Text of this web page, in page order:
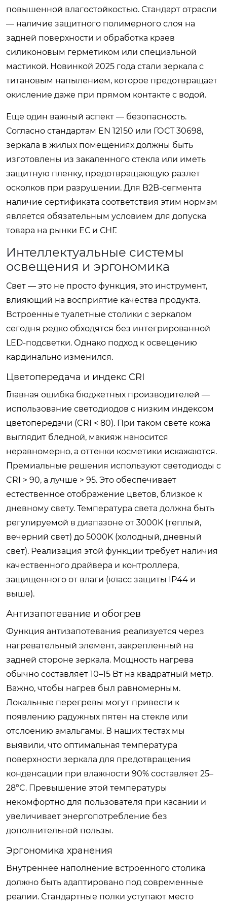
повышенной влагостойкостью. Стандарт отрасли
— наличие защитного полимерного слоя на
задней поверхности и обработка краев
силиконовым герметиком или специальной
мастикой. Новинкой 2025 года стали зеркала с
титановым напылением, которое предотвращает
окисление даже при прямом контакте с водой.
Еще один важный аспект — безопасность.
Согласно стандартам EN 12150 или ГОСТ 30698,
зеркала в жилых помещениях должны быть
изготовлены из закаленного стекла или иметь
защитную пленку, предотвращающую разлет
осколков при разрушении. Для B2B-сегмента
наличие сертификата соответствия этим нормам
является обязательным условием для допуска
товара на рынки ЕС и СНГ.
Интеллектуальные системы
освещения и эргономика
Свет — это не просто функция, это инструмент,
влияющий на восприятие качества продукта.
Встроенные туалетные столики с зеркалом
сегодня редко обходятся без интегрированной
LED-подсветки. Однако подход к освещению
кардинально изменился.
Цветопередача и индекс CRI
Главная ошибка бюджетных производителей —
использование светодиодов с низким индексом
цветопередачи (CRI < 80). При таком свете кожа
выглядит бледной, макияж наносится
неравномерно, а оттенки косметики искажаются.
Премиальные решения используют светодиоды с
CRI > 90, а лучше > 95. Это обеспечивает
естественное отображение цветов, близкое к
дневному свету. Температура света должна быть
регулируемой в диапазоне от 3000K (теплый,
вечерний свет) до 5000K (холодный, дневный
свет). Реализация этой функции требует наличия
качественного драйвера и контроллера,
защищенного от влаги (класс защиты IP44 и
выше).
Антизапотевание и обогрев
Функция антизапотевания реализуется через
нагревательный элемент, закрепленный на
задней стороне зеркала. Мощность нагрева
обычно составляет 10–15 Вт на квадратный метр.
Важно, чтобы нагрев был равномерным.
Локальные перегревы могут привести к
появлению радужных пятен на стекле или
отслоению амальгамы. В наших тестах мы
выявили, что оптимальная температура
поверхности зеркала для предотвращения
конденсации при влажности 90% составляет 25–
28°C. Превышение этой температуры
некомфортно для пользователя при касании и
увеличивает энергопотребление без
дополнительной пользы.
Эргономика хранения
Внутреннее наполнение встроенного столика
должно быть адаптировано под современные
реалии. Стандартные полки уступают место